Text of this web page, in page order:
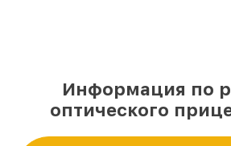
Информация по
оптического